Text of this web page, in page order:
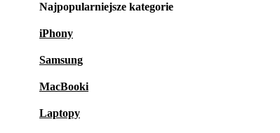
Najpopularniejsze kategorie
iPhony
Samsung
MacBooki
Laptopy